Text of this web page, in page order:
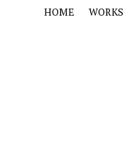
HOME WORKS